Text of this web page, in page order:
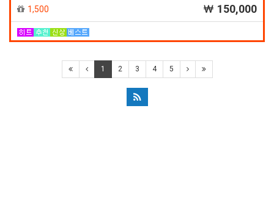
1,500
150,000
1 2 3 4 5